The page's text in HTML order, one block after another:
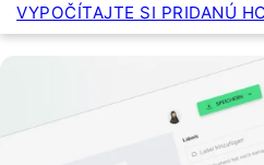
VYPOČÍTAJTE SI PRIDANÚ